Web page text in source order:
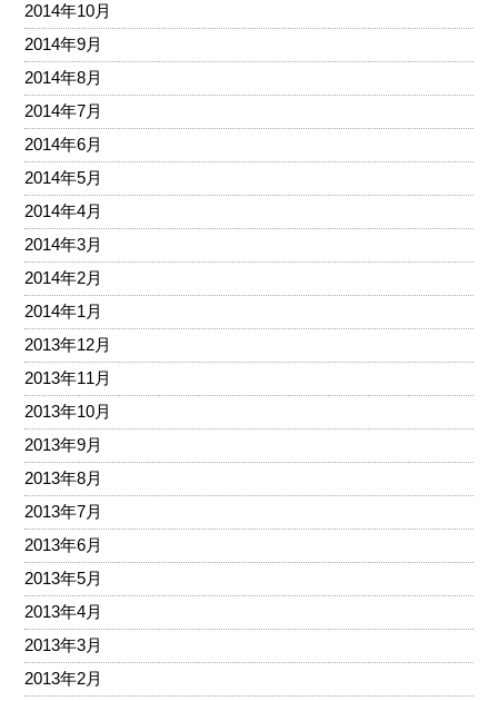
2014年10月
2014年9月
2014年8月
2014年7月
2014年6月
2014年5月
2014年4月
2014年3月
2014年2月
2014年1月
2013年12月
2013年11月
2013年10月
2013年9月
2013年8月
2013年7月
2013年6月
2013年5月
2013年4月
2013年3月
2013年2月